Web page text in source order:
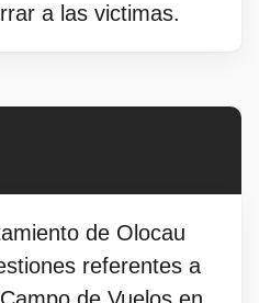
a las victimas.
de Olocau
referentes a